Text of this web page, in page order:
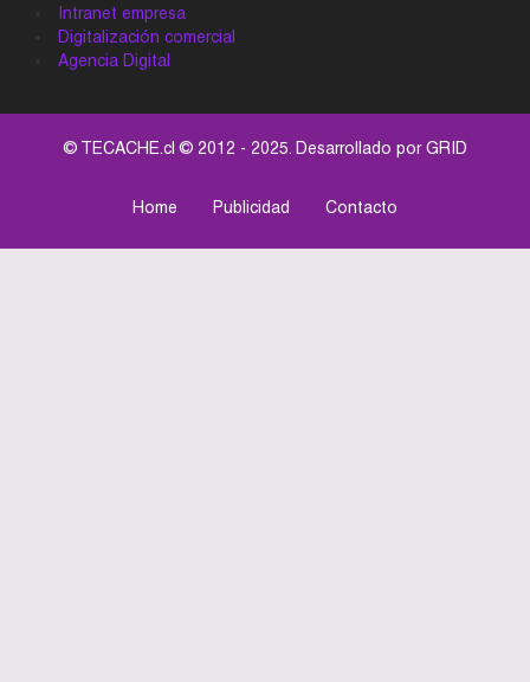
Intranet empresa
Digitalización comercial
Agencia Digital
© TECACHE.cl © 2012 - 2025. Desarrollado porGRID
Home Publicidad Contacto